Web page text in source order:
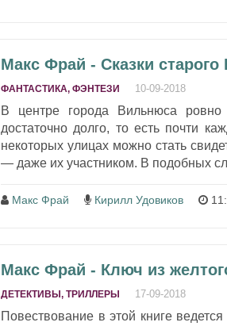
Макс Фрай - Сказки
ФАНТАСТИКА, ФЭНТЕЗИ 10-09-2018
В центре города Вильнюса
достаточно долго, то есть почти
некоторых улицах можно стать
— даже их участником. В подобных
Макс Фрай Кирилл Удовиков
Макс Фрай - Ключ из
ДЕТЕКТИВЫ, ТРИЛЛЕРЫ 17-09-2018
Повествование в этой книге